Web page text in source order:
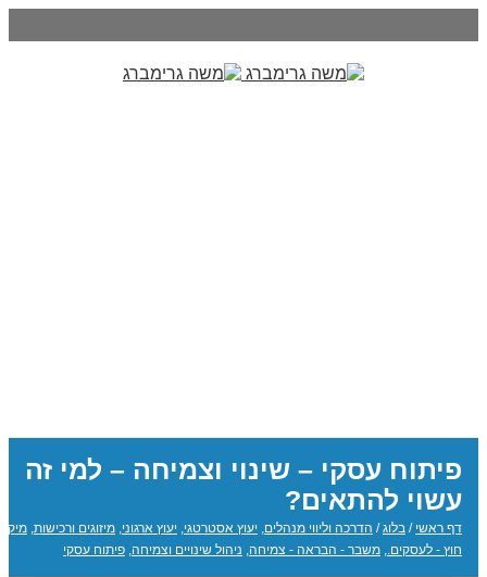
פיתוח עסקי – שינוי וצמיחה – למי זה
עשוי להתאים?
דף ראשי / בלוג / הדרכה וליווי מנהלים, יעוץ אסטרטגי, יעוץ ארגוני, מיזוגים ורכישות,
חוץ - לעסקים., משבר - הבראה - צמיחה, ניהול שינויים וצמיחה, פיתוח עסקי